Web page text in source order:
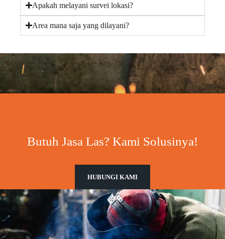
Apakah melayani survei lokasi?
Area mana saja yang dilayani?
Butuh Jasa Las? Kami Solusinya!
HUBUNGI KAMI